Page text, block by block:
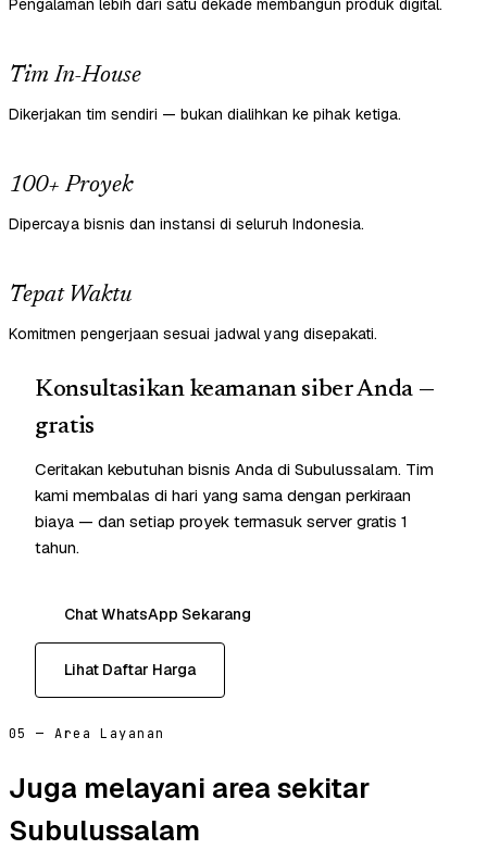
Pengalaman lebih dari satu dekade membangun produk digital.
Tim In-House
Dikerjakan tim sendiri — bukan dialihkan ke pihak ketiga.
100+ Proyek
Dipercaya bisnis dan instansi di seluruh Indonesia.
Tepat Waktu
Komitmen pengerjaan sesuai jadwal yang disepakati.
Konsultasikan keamanan siber Anda —
gratis
Ceritakan kebutuhan bisnis Anda di Subulussalam. Tim
kami membalas di hari yang sama dengan perkiraan
biaya — dan setiap proyek termasuk server gratis 1
tahun.
Chat WhatsApp Sekarang
Lihat Daftar Harga
05 — Area Layanan
Juga melayani area sekitar
Subulussalam